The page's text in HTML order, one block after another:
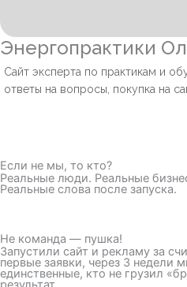
Энергопрактики
Сайт эксперта по практикам и
ответы на вопросы, покупка на
Если не мы, то кто?
Реальные люди. Реальные
Реальные слова после запуска.
Не команда — пушка!
Запустили сайт и рекламу за
первые заявки, через 3
единственные, кто не грузил